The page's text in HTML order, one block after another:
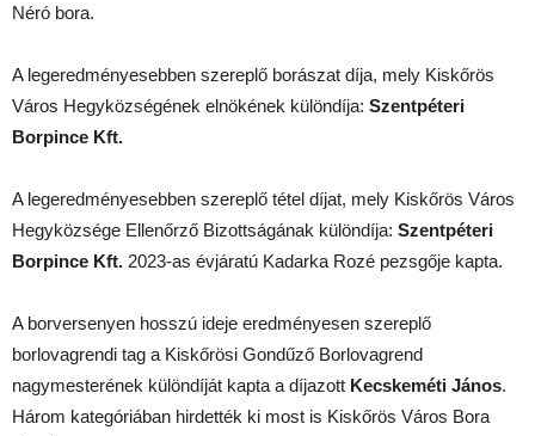
Néró bora.
A legeredményesebben szereplő borászat díja, mely Kiskőrös
Város Hegyközségének elnökének különdíja: Szentpéteri
Borpince Kft.
A legeredményesebben szereplő tétel díjat, mely Kiskőrös Város
Hegyközsége Ellenőrző Bizottságának különdíja: Szentpéteri
Borpince Kft. 2023-as évjáratú Kadarka Rozé pezsgője kapta.
A borversenyen hosszú ideje eredményesen szereplő
borlovagrendi tag a Kiskőrösi Gondűző Borlovagrend
nagymesterének különdíját kapta a díjazott Kecskeméti János.
Három kategóriában hirdették ki most is Kiskőrös Város Bora